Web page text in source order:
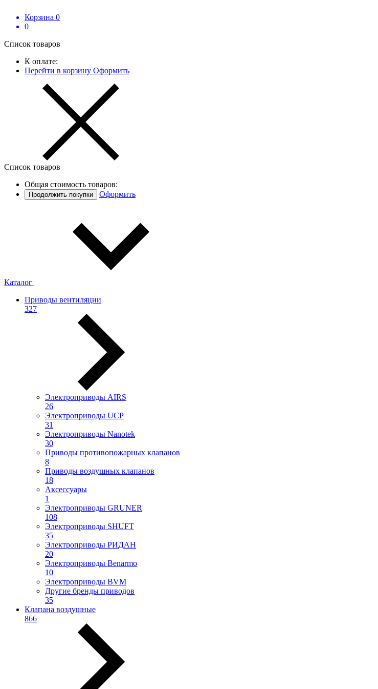
Корзина 0
0
Список товаров
К оплате:
Перейти в корзину Оформить
Список товаров
Общая стоимость товаров:
Продолжить покупки Оформить
Каталог
Приводы вентиляции
327
Электроприводы AIRS
26
Электроприводы UCP
31
Электроприводы Nanotek
30
Приводы противопожарных клапанов
8
Приводы воздушных клапанов
18
Аксессуары
1
Электроприводы GRUNER
108
Электроприводы SHUFT
35
Электроприводы РИДАН
20
Электроприводы Benarmo
10
Электроприводы BVM
Другие бренды приводов
35
Клапана воздушные
866